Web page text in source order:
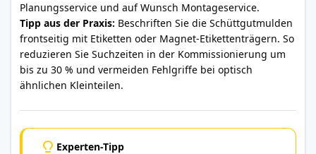
Planungsservice und auf Wunsch Montageservice.
Tipp aus der Praxis: Beschriften Sie die Schüttgutmulden
frontseitig mit Etiketten oder Magnet-Etikettenträgern. So
reduzieren Sie Suchzeiten in der Kommissionierung um
bis zu 30 % und vermeiden Fehlgriffe bei optisch
ähnlichen Kleinteilen.
Experten-Tipp